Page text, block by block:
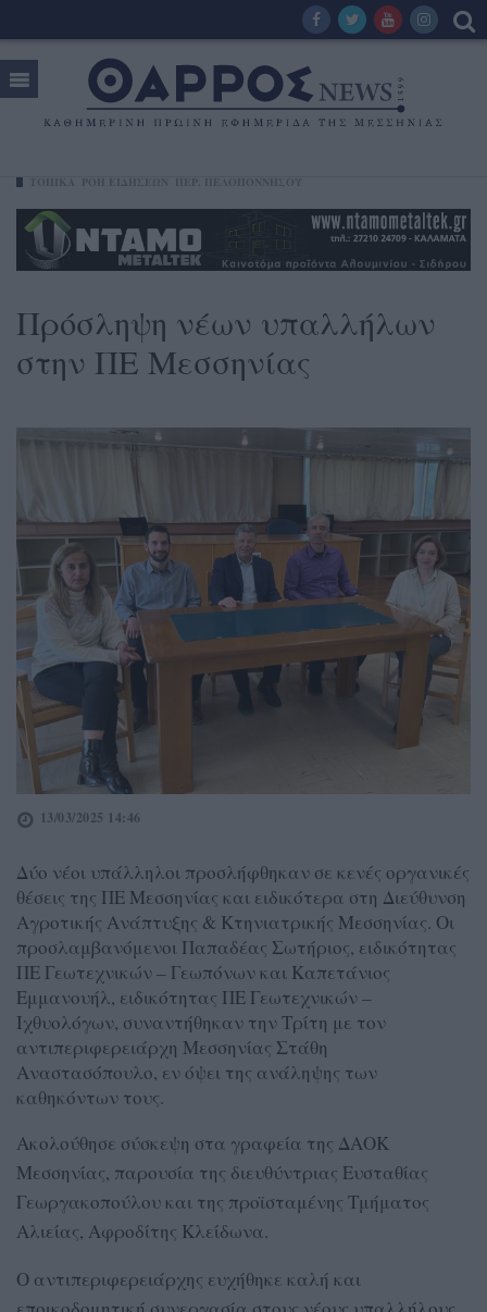
Πρόσληψη νέων υπαλλήλων
στην ΠΕ Μεσσηνίας
13/03/2025 14:46
Δύο νέοι υπάλληλοι προσλήφθηκαν σε κενές οργανικές
θέσεις της ΠΕ Μεσσηνίας και ειδικότερα στη Διεύθυνση
Αγροτικής Ανάπτυξης & Κτηνιατρικής Μεσσηνίας. Οι
προσλαμβανόμενοι Παπαδέας Σωτήριος, ειδικότητας
ΠΕ Γεωτεχνικών – Γεωπόνων και Καπετάνιος
Εμμανουήλ, ειδικότητας ΠΕ Γεωτεχνικών –
Ιχθυολόγων, συναντήθηκαν την Τρίτη με τον
αντιπεριφερειάρχη Μεσσηνίας Στάθη
Αναστασόπουλο, εν όψει της ανάληψης των
καθηκόντων τους.
Ακολούθησε σύσκεψη στα γραφεία της ΔΑΟΚ
Μεσσηνίας, παρουσία της διευθύντριας Ευσταθίας
Γεωργακοπούλου και της προϊσταμένης Τμήματος
Αλιείας, Αφροδίτης Κλείδωνα.
Ο αντιπεριφερειάρχης ευχήθηκε καλή και